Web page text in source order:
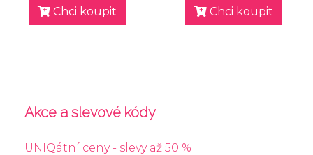
Chci koupit Chci koupit
Akce a slevové kódy
UNIQátní ceny - slevy až 50 %